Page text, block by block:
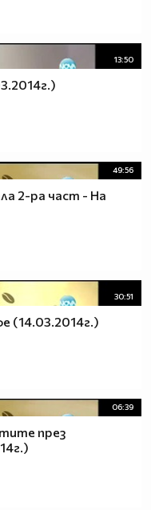
13:50
49:56
2-ра част - На
30:51
(14.03.2014г.)
06:39
през